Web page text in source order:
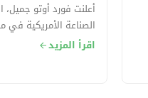
أعلنت فورد أوتو
فوكاس موديل 2022 بقيمة 50 ألف جنيه خ...
اقرأ المزيد